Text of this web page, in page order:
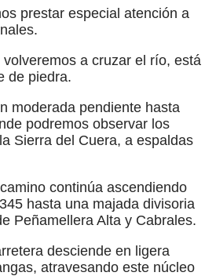
prestar especial atención a
a cruzar el río, está
de piedra.
moderada pendiente hasta
podremos observar los
Sierra del Cuera, a espaldas
continúa ascendiendo
hasta una majada divisoria
Peñamellera Alta y Cabrales.
desciende en ligera
atravesando este núcleo